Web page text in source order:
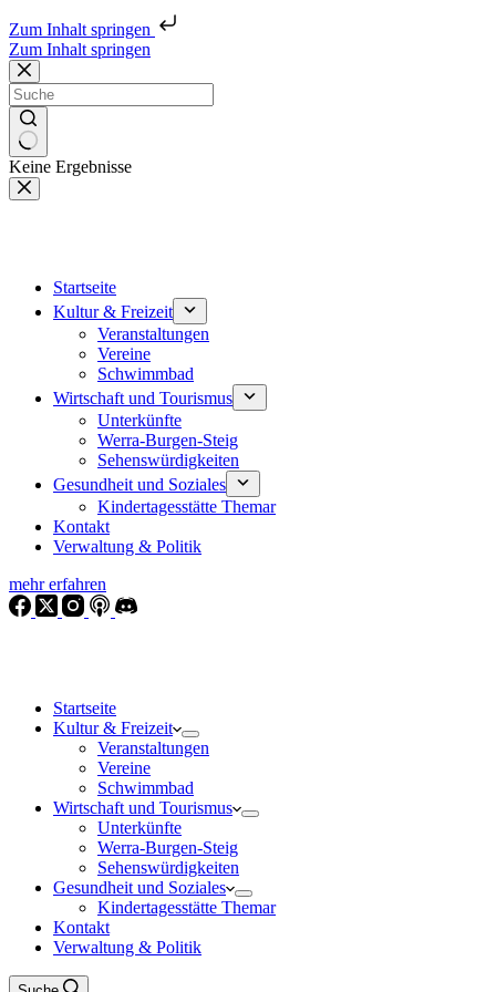
Zum Inhalt springen
Zum Inhalt springen
Keine Ergebnisse
Startseite
Kultur & Freizeit
Veranstaltungen
Vereine
Schwimmbad
Wirtschaft und Tourismus
Unterkünfte
Werra-Burgen-Steig
Sehenswürdigkeiten
Gesundheit und Soziales
Kindertagesstätte Themar
Kontakt
Verwaltung & Politik
mehr erfahren
Startseite
Kultur & Freizeit
Veranstaltungen
Vereine
Schwimmbad
Wirtschaft und Tourismus
Unterkünfte
Werra-Burgen-Steig
Sehenswürdigkeiten
Gesundheit und Soziales
Kindertagesstätte Themar
Kontakt
Verwaltung & Politik